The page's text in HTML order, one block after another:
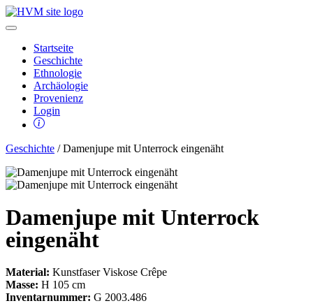
Startseite
Geschichte
Ethnologie
Archäologie
Provenienz
Login
Geschichte / Damenjupe mit Unterrock eingenäht
Damenjupe mit Unterrock
eingenäht
Material: Kunstfaser Viskose Crêpe
Masse: H 105 cm
Inventarnummer: G 2003.486